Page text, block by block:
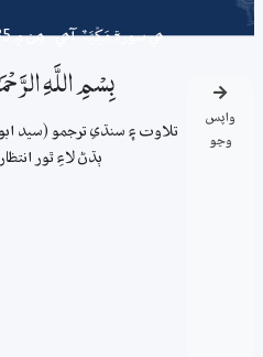
ھي سورةمَکِّیَّۃٌآھي . ھِن ۾ 85 آيتون ۽ 9 رڪوع آھن
واپس
وڃو
بِسْمِ اللَّـهِ
تلاوت ۽ سنڌي ترجمو (سيد
ٻڌڻ لاءِ ٿور